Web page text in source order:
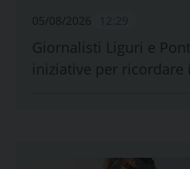
05/08/2026
Giornalisti Liguri e
iniziative per